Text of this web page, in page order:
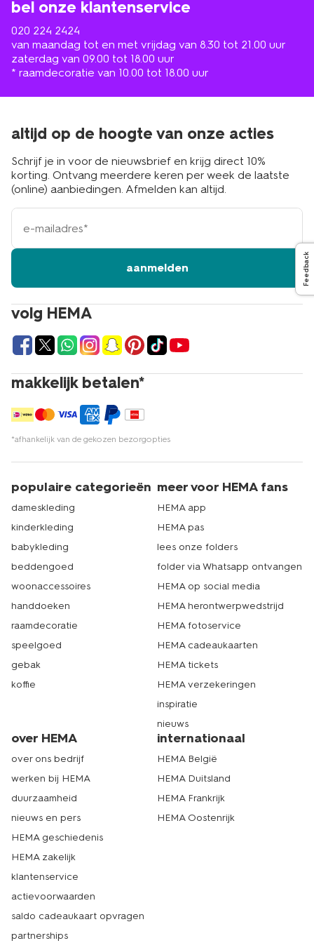
bel onze klantenservice
020 224 2424
van maandag tot en met vrijdag van 8.30 tot 21.00 uur
zaterdag van 09.00 tot 18.00 uur
* raamdecoratie van 10.00 tot 18.00 uur
volg HEMA
makkelijk betalen*
*afhankelijk van de gekozen bezorgopties
altijd op de hoogte van onze acties
Schrijf je in voor de nieuwsbrief en krijg direct 10%
korting. Ontvang meerdere keren per week de laatste
(online) aanbiedingen. Afmelden kan altijd.
e-
mailadres
aanmelden
populaire categorieën
dameskleding
kinderkleding
babykleding
beddengoed
woonaccessoires
handdoeken
raamdecoratie
speelgoed
gebak
koffie
meer voor HEMA fans
HEMA app
HEMA pas
lees onze folders
folder via Whatsapp ontvangen
HEMA op social media
HEMA herontwerpwedstrijd
HEMA fotoservice
HEMA cadeaukaarten
HEMA tickets
HEMA verzekeringen
inspiratie
nieuws
over HEMA
over ons bedrijf
werken bij HEMA
duurzaamheid
nieuws en pers
HEMA geschiedenis
HEMA zakelijk
klantenservice
actievoorwaarden
saldo cadeaukaart opvragen
partnerships
internationaal
HEMA België
HEMA Duitsland
HEMA Frankrijk
HEMA Oostenrijk
Feedback